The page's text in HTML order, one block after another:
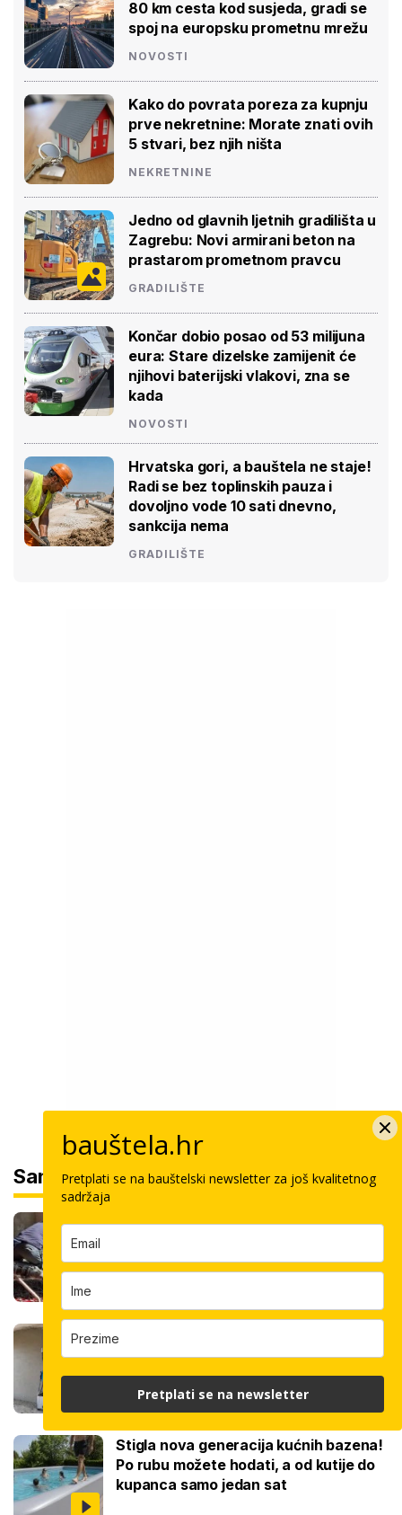
80 km cesta kod susjeda, gradi se
spoj na europsku prometnu mrežu
NOVOSTI
Kako do povrata poreza za kupnju
prve nekretnine: Morate znati ovih
5 stvari, bez njih ništa
NEKRETNINE
Jedno od glavnih ljetnih gradilišta u
Zagrebu: Novi armirani beton na
prastarom prometnom pravcu
GRADILIŠTE
Končar dobio posao od 53 milijuna
eura: Stare dizelske zamijenit će
njihovi baterijski vlakovi, zna se
kada
NOVOSTI
Hrvatska gori, a bauštela ne staje!
Radi se bez toplinskih pauza i
dovoljno vode 10 sati dnevno,
sankcija nema
GRADILIŠTE
Sam svoj majstor
Koliko košta kvadrat estriha? Tri su
najisplativija
Robotski stroj za žbukanje: Za 8 sati
odradi i do 400 kvadrata, a prate ga
samo dva bauštelca
Stigla nova generacija kućnih bazena!
Po rubu možete hodati, a od kutije do
kupanca samo jedan sat
bauštela.hr
Pretplati se na bauštelski newsletter za još kvalitetnog
sadržaja
Pretplati se na newsletter